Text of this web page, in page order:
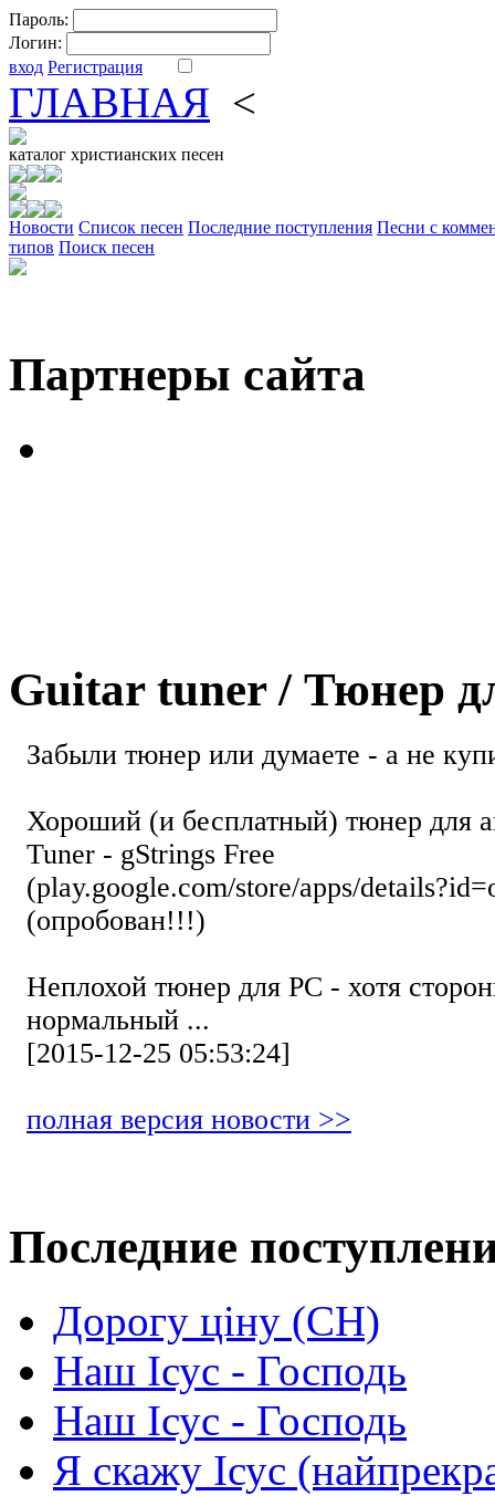
Пароль:
Логин:
вход Регистрация
ГЛАВНАЯ <
каталог христианских песен
Новости Cписок песен Последние поступления Песни с
типов Поиск песен
Партнеры сайта
Guitar tuner / Тюнер
Забыли тюнер или думаете - а не
Хороший (и бесплатный) тюнер для
Tuner - gStrings Free
(play.google.com/store/apps/
(опробован!!!)
Неплохой тюнер для РС - хотя
нормальный ...
[2015-12-25 05:53:24]
полная версия новости >>
Последние
Дорогу ціну (СН)
Наш Ісус - Господь
Наш Ісус - Господь
Я скажу Ісус